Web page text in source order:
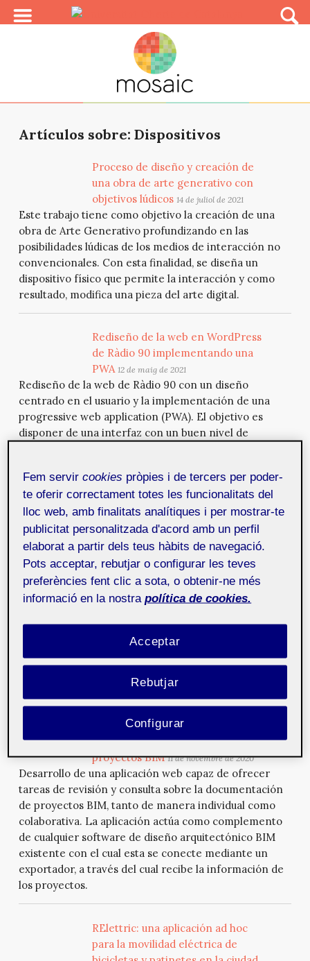
Artículos sobre: Dispositivos
Proceso de diseño y creación de
una obra de arte generativo con
objetivos lúdicos 14 de juliol de 2021
Este trabajo tiene como objetivo la creación de una
obra de Arte Generativo profundizando en las
posibilidades lúdicas de los medios de interacción no
convencionales. Con esta finalidad, se diseña un
dispositivo físico que permite la interacción y como
resultado, modifica una pieza del arte digital.
Rediseño de la web en WordPress
de Ràdio 90 implementando una
PWA 12 de maig de 2021
Rediseño de la web de Ràdio 90 con un diseño
centrado en el usuario y la implementación de una
progressive web application (PWA). El objetivo es
disponer de una interfaz con un buen nivel de
oyentes.
Convertidor App: convertidor de
unidades y divisas
17 de març de 2021
Convertidor App es un conversor de unidades y divisas
para dispositivos móviles que pretende mejorar las
herramientas de conversión habituales,
proporcionando al usuario una nueva forma de
grado de personalización por lo que respecta a las
unidades de cada convertidor. Además, la aplicación
incorpora información que el usuario puede consultar
(anécdotas, curiosidades,...
Aplicación para la revisión y
consulta de la documentación de
proyectos BIM 11 de novembre de 2020
Desarrollo de una aplicación web capaz de ofrecer
tareas de revisión y consulta sobre la documentación
de proyectos BIM, tanto de manera individual como
colaborativa. La aplicación actúa como complemento
de cualquier software de diseño arquitectónico BIM
existente con el cual esta se conecte mediante un
exportador, a través del cual recibe la información de
los proyectos.
RElettric: una aplicación ad hoc
para la movilidad eléctrica de
Fem servircookies pròpies i de tercers per poder-
te oferir correctament totes les funcionalitats del
lloc web, amb finalitats analítiques i per mostrar-te
publicitat personalitzada d'acord amb un perfil
elaborat a partir dels teus hàbits de navegació.
Pots acceptar, rebutjar o configurar les teves
preferències fent clic a sota, o obtenir-ne més
informació en la nostra política de cookies.
Rebutjar
Acceptar
Configurar